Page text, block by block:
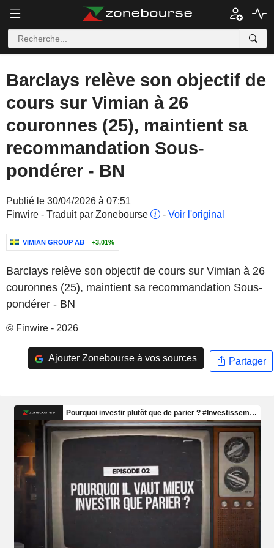
Barclays relève son objectif de
cours sur Vimian à 26
couronnes (25), maintient sa
recommandation Sous-
pondérer - BN
Publié le 30/04/2026 à 07:51
Finwire - Traduit par Zonebourse
- Voir l'original
VIMIAN GROUP AB +3,01%
Barclays relève son objectif de cours sur Vimian à 26
couronnes (25), maintient sa recommandation Sous-
pondérer - BN
© Finwire - 2026
Ajouter Zonebourse à vos sources Partager